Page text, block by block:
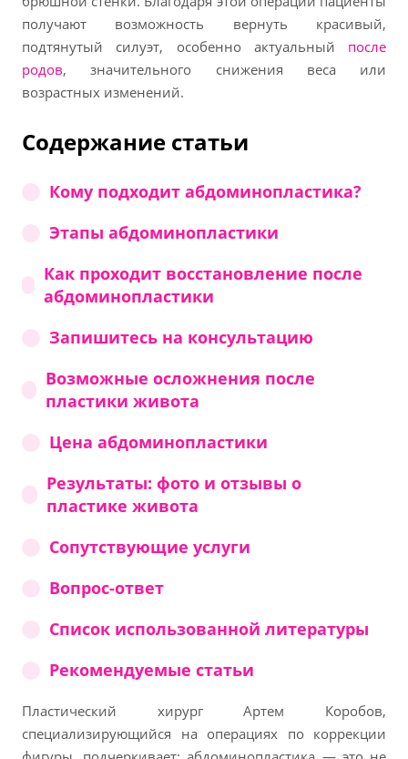
получают возможность вернуть красивый,
подтянутый силуэт, особенно актуальный после
родов, значительного снижения веса или
возрастных изменений.
Содержание статьи
Кому подходит абдоминопластика?
Этапы абдоминопластики
Как проходит восстановление после
абдоминопластики
Запишитесь на консультацию
Возможные осложнения после
пластики живота
Цена абдоминопластики
Результаты: фото и отзывы о
пластике живота
Сопутствующие услуги
Вопрос-ответ
Список использованной литературы
Рекомендуемые статьи
Пластический хирург Артем Коробов,
специализирующийся на операциях по коррекции